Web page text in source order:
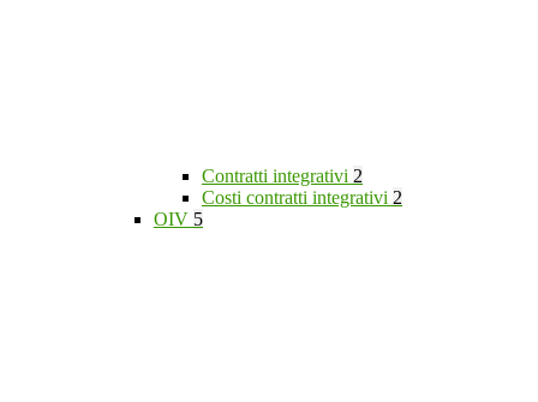
Contratti integrativi 2
Costi contratti integrativi 2
OIV 5